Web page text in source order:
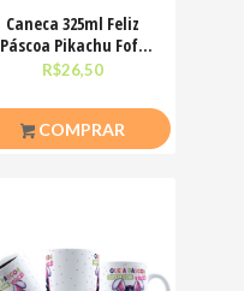
Caneca 325ml Feliz
Páscoa Pikachu Fofo
divertido
R$26,50
COMPRAR